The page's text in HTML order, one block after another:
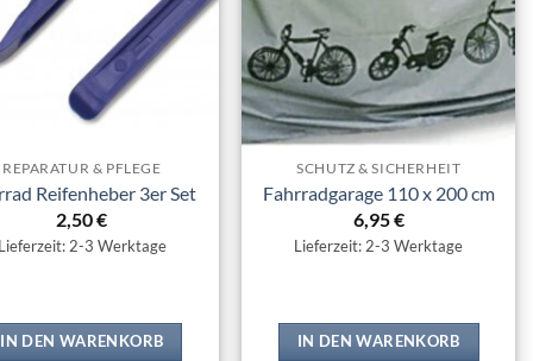
REPARATUR & PFLEGE
Reifenheber 3er Set
2,50€
Lieferzeit: 2-3 Werktage
IN DEN WARENKORB
SCHUTZ & SICHERHEIT
Fahrradgarage 110 x 200 cm
6,95€
Lieferzeit: 2-3 Werktage
IN DEN WARENKORB